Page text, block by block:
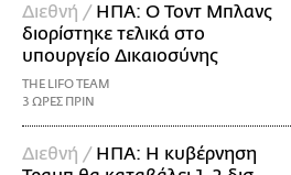
Διεθνή / ΗΠΑ: Ο Τοντ Μπλανς
διορίστηκε τελικά στο
υπουργείο Δικαιοσύνης
THE LIFO TEAM
3 ΩΡΕΣ ΠΡΙΝ
Διεθνή / ΗΠΑ: Η κυβέρνηση